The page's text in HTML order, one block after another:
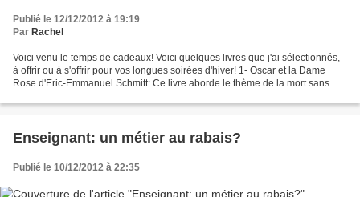
Publié le 12/12/2012 à 19:19
Par Rachel
Voici venu le temps de cadeaux! Voici quelques livres que j'ai sélectionnés,
à offrir ou à s'offrir pour vos longues soirées d'hiver! 1- Oscar et la Dame
Rose d'Eric-Emmanuel Schmitt: Ce livre aborde le thème de la mort sans
Enseignant: un métier au rabais?
Publié le 10/12/2012 à 22:35